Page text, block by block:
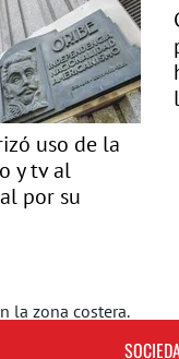
uso de la
y tv al
por su